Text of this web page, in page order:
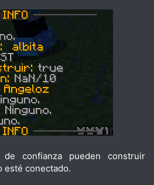
confianza pueden construir
esté conectado.